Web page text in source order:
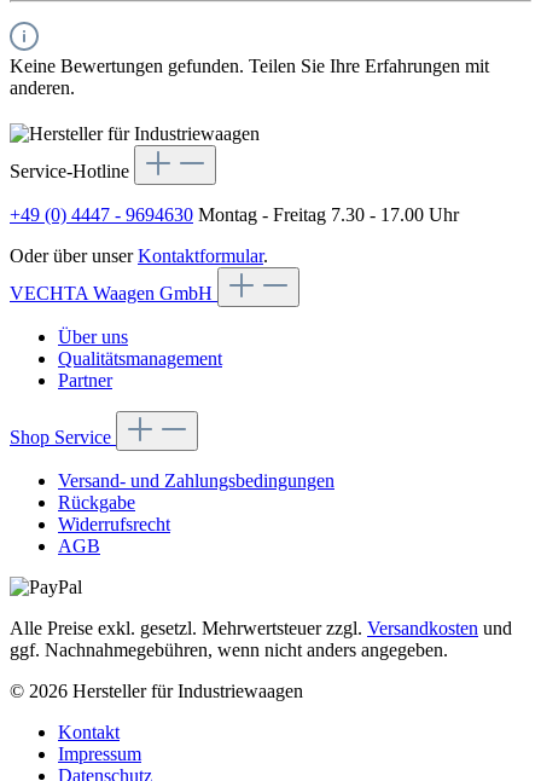
Keine Bewertungen gefunden. Teilen Sie Ihre Erfahrungen mit
anderen.
Service-Hotline
+49 (0) 4447 - 9694630 Montag - Freitag 7.30 - 17.00 Uhr
Oder über unserKontaktformular.
VECHTA Waagen GmbH
Über uns
Qualitätsmanagement
Partner
Shop Service
Versand- und Zahlungsbedingungen
Rückgabe
Widerrufsrecht
AGB
Alle Preise exkl. gesetzl. Mehrwertsteuer zzgl. Versandkosten und
ggf. Nachnahmegebühren, wenn nicht anders angegeben.
© 2026 Hersteller für Industriewaagen
Kontakt
Impressum
Datenschutz